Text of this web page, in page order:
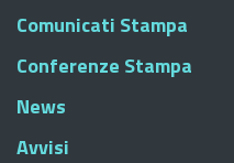
Comunicati Stampa
Conferenze Stampa
News
Avvisi